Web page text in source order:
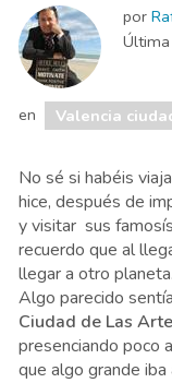
por
en Valencia
No sé si habéis
hice, después de
y visitar sus
recuerdo que al
llegar a otro planeta.
Algo parecido
Ciudad de Las
presenciando poco
que algo grande iba